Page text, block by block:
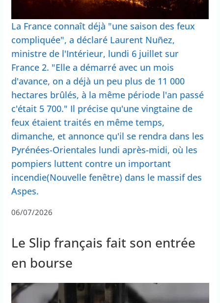
La France connaît déjà "une saison des feux
compliquée", a déclaré Laurent Nuñez,
ministre de l'Intérieur, lundi 6 juillet sur
France 2. "Elle a démarré avec un mois
d'avance, on a déjà un peu plus de 11 000
hectares brûlés, à la même période l'an passé
c'était 5 700." Il précise qu'une vingtaine de
feux étaient traités en même temps,
dimanche, et annonce qu'il se rendra dans les
Pyrénées-Orientales lundi après-midi, où les
pompiers luttent contre un important
incendie(Nouvelle fenêtre) dans le massif des
Aspes.
06/07/2026
Le Slip français fait son entrée
en bourse